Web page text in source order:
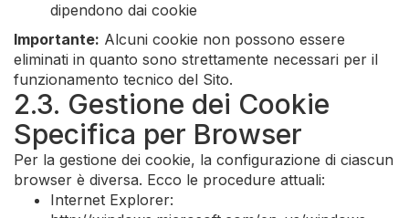
dipendono dai cookie
Importante: Alcuni cookie non possono essere
eliminati in quanto sono strettamente necessari per il
funzionamento tecnico del Sito.
2.3. Gestione dei Cookie
Specifica per Browser
Per la gestione dei cookie, la configurazione di ciascun
browser è diversa. Ecco le procedure attuali:
Internet Explorer: